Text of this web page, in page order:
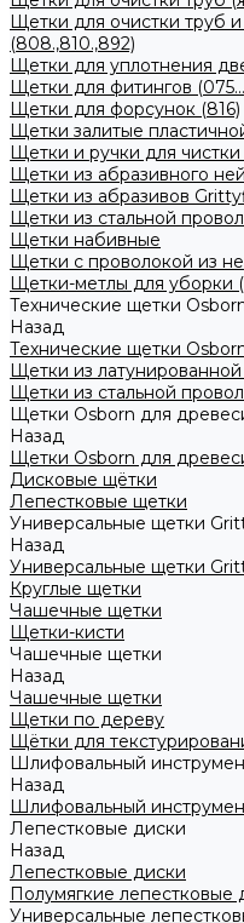
Щетки для очистки труб и
(808.,810.,892)
Щетки для уплотнения
Щетки для фитингов
Щетки для форсунок (816)
Щетки залитые
Щетки и ручки для
Щетки из абразивного
Щетки из абразивов
Щетки из стальной
Щетки набивные
Щетки с проволокой из
Щетки-метлы для уборки
Технические щетки
Назад
Технические щетки
Щетки из
Щетки из стальной
Щетки Osborn для
Назад
Щетки Osborn для
Дисковые щётки
Лепестковые щетки
Универсальные щетки
Назад
Универсальные щетки
Круглые щетки
Чашечные щетки
Щетки-кисти
Чашечные щетки
Назад
Чашечные щетки
Щетки по дереву
Щётки для
Шлифовальный
Назад
Шлифовальный
Лепестковые диски
Назад
Лепестковые диски
Полумягкие
Универсальные